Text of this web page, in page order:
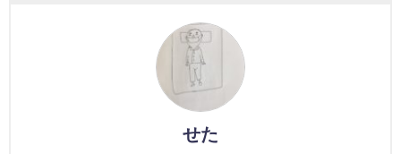
せた